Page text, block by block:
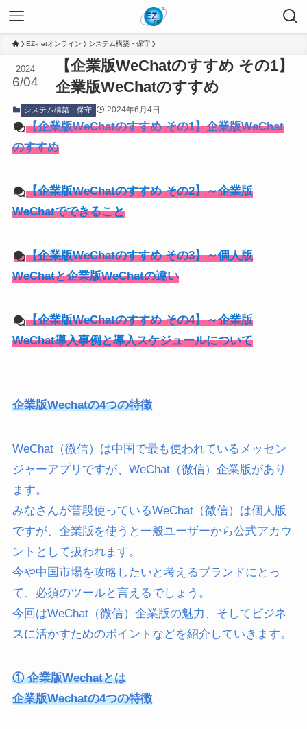
EZ-netオンライン システム構築・保守
【企業版WeChatのすすめ その1】
企業版WeChatのすすめ
2024
6/04
システム構築・保守 2024年6月4日
【企業版WeChatのすすめ その1】企業版WeChat
のすすめ
【企業版WeChatのすすめ その2】～企業版
WeChatでできること
【企業版WeChatのすすめ その3】～個人版
WeChatと企業版WeChatの違い
【企業版WeChatのすすめ その4】～企業版
WeChat導入事例と導入スケジュールについて
企業版Wechatの4つの特徴
WeChat（微信）は中国で最も使われているメッセン
ジャーアプリですが、WeChat（微信）企業版があり
ます。
みなさんが普段使っているWeChat（微信）は個人版
ですが、企業版を使うと一般ユーザーから公式アカウ
ントとして扱われます。
今や中国市場を攻略したいと考えるブランドにとっ
て、必須のツールと言えるでしょう。
今回はWeChat（微信）企業版の魅力、そしてビジネ
スに活かすためのポイントなどを紹介していきます。
① 企業版Wechatとは
企業版Wechatの4つの特徴